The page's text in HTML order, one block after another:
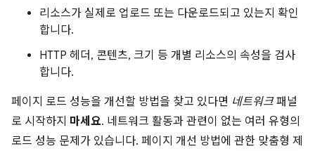
리소스가 실제로 업로드 또는 다운로드되고 있는지 확인
합니다.
HTTP 헤더, 콘텐츠, 크기 등 개별 리소스의 속성을 검사
합니다.
페이지 로드 성능을 개선할 방법을 찾고 있다면 네트워크 패널
로 시작하지 마세요. 네트워크 활동과 관련이 없는 여러 유형의
로드 성능 문제가 있습니다. 페이지 개선 방법에 관한 맞춤형 제